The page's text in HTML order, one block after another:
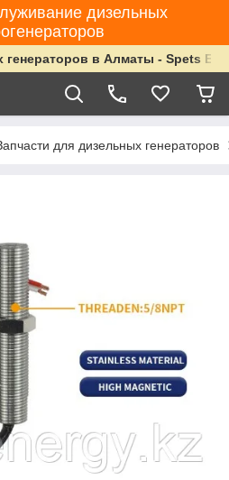
дизельных
генераторов в Алматы - Spets
для дизельных генераторов